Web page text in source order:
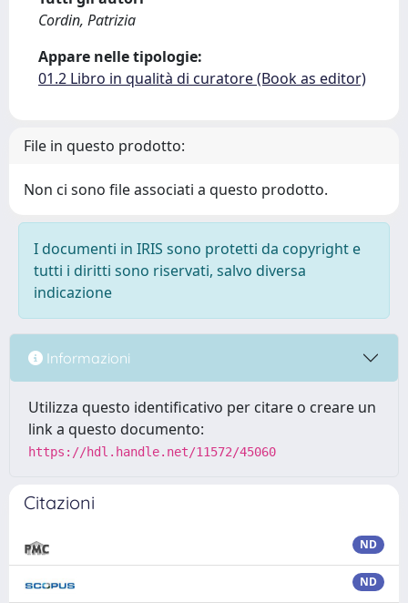
Cordin, Patrizia
Appare nelle tipologie:
01.2 Libro in qualità di curatore (Book as editor)
File in questo prodotto:
Non ci sono file associati a questo prodotto.
I documenti in IRIS sono protetti da copyright e
tutti i diritti sono riservati, salvo diversa
indicazione
Informazioni
Utilizza questo identificativo per citare o creare un
link a questo documento:
https://hdl.handle.net/11572/45060
Citazioni
ND
ND